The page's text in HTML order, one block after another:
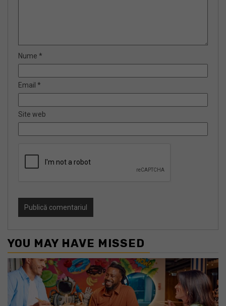
Nume *
Email *
Site web
YOU MAY HAVE MISSED